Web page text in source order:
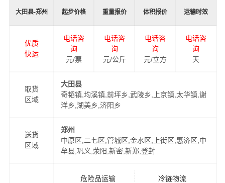
同时，为了方便广大客户从大田县物流到郑州的不同运输
运输方式，以此来降低从大田县到郑州运输的物流成本，
提高由大田县发货到郑州的物流效率，以便为新老客户提
供更加优质完善的一站式从大田县到郑州门到门物流运输
大田县-郑州 起步价格 重量报价 体积报价 运输时效
优质
快运
电话咨
询
元/票
电话咨
询
元/公斤
电话咨
询
元/立方
电话咨
询
天
取货
区域
大田县
奇韬镇,均溪镇,前坪乡,武陵乡,上京镇,太华镇,谢
洋乡,湖美乡,济阳乡
送货
区域
郑州
中原区,二七区,管城区,金水区,上街区,惠济区,中
牟县,巩义,荥阳,新密,新郑,登封
危险品运输 冷链物流